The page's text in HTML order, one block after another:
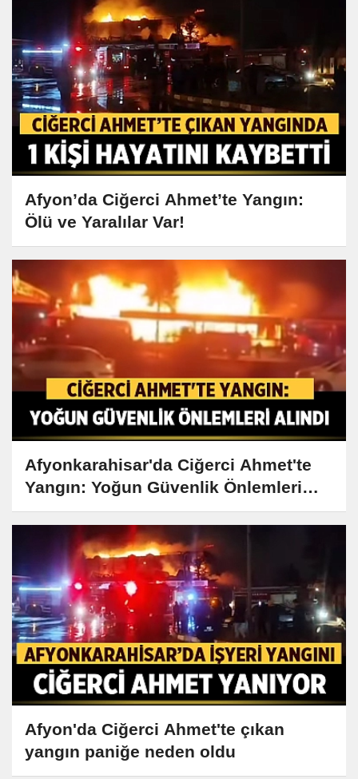
Afyon’da Ciğerci Ahmet’te Yangın:
Ölü ve Yaralılar Var!
Afyonkarahisar'da Ciğerci Ahmet'te
Yangın: Yoğun Güvenlik Önlemleri
Alındı
Afyon'da Ciğerci Ahmet'te çıkan
yangın paniğe neden oldu